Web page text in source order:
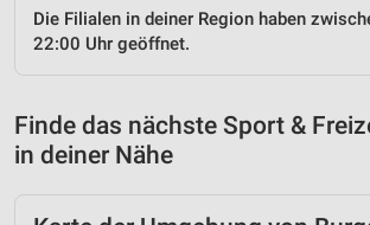
Die Filialen in deiner Region haben
22:00 Uhr geöffnet.
Finde das nächste Sport &
in deiner Nähe